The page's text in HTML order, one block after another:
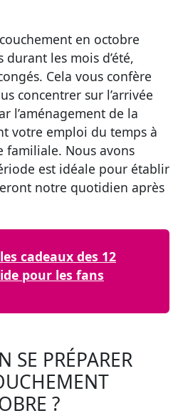
en octobre
les mois d’été,
Cela vous confère
concentrer sur l’arrivée
l’aménagement de la
votre emploi du temps à
familiale. Nous avons
est idéale pour établir
notre quotidien après
cadeaux des 12
pour les fans
SE PRÉPARER
?